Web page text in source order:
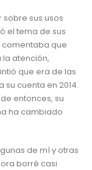
sus usos
el tema de sus
comentaba que
atención,
que era de las
cuenta en 2014.
entonces, su
ha cambiado
de mí y otras
borré casi